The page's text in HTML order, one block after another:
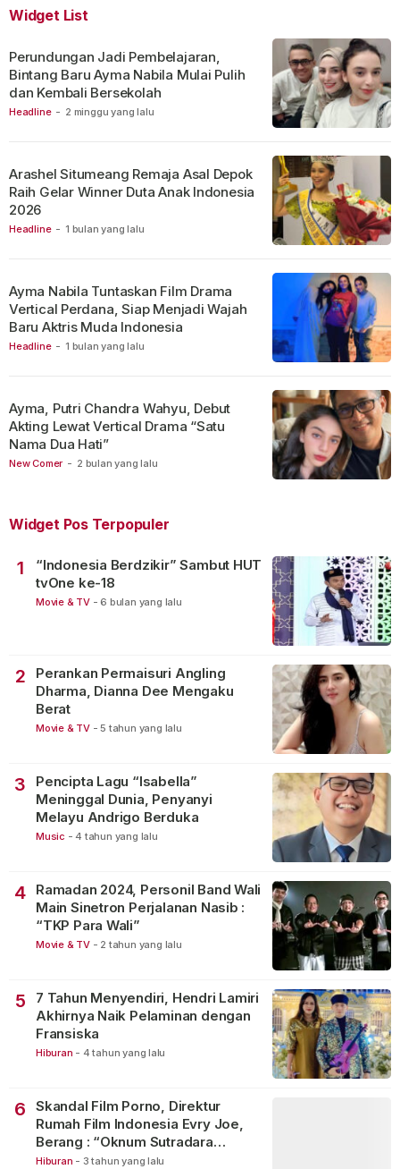
Widget List
Headline - 2 minggu yang lalu
Perundungan Jadi Pembelajaran,
Bintang Baru Ayma Nabila Mulai Pulih
dan Kembali Bersekolah
Headline - 1 bulan yang lalu
Arashel Situmeang Remaja Asal Depok
Raih Gelar Winner Duta Anak Indonesia
2026
Headline - 1 bulan yang lalu
Ayma Nabila Tuntaskan Film Drama
Vertical Perdana, Siap Menjadi Wajah
Baru Aktris Muda Indonesia
New Comer - 2 bulan yang lalu
Ayma, Putri Chandra Wahyu, Debut
Akting Lewat Vertical Drama “Satu
Nama Dua Hati”
Widget Pos Terpopuler
1
“Indonesia Berdzikir” Sambut HUT
tvOne ke-18
Movie & TV - 6 bulan yang lalu
2
Perankan Permaisuri Angling
Dharma, Dianna Dee Mengaku
Berat
Movie & TV - 5 tahun yang lalu
3
Pencipta Lagu “Isabella”
Meninggal Dunia, Penyanyi
Melayu Andrigo Berduka
Music - 4 tahun yang lalu
4
Ramadan 2024, Personil Band Wali
Main Sinetron Perjalanan Nasib :
“TKP Para Wali”
Movie & TV - 2 tahun yang lalu
5
7 Tahun Menyendiri, Hendri Lamiri
Akhirnya Naik Pelaminan dengan
Fransiska
Hiburan - 4 tahun yang lalu
6
Skandal Film Porno, Direktur
Rumah Film Indonesia Evry Joe,
Berang : “Oknum Sutradara
Merusak Perfilman Indonesia”!
Hiburan - 3 tahun yang lalu